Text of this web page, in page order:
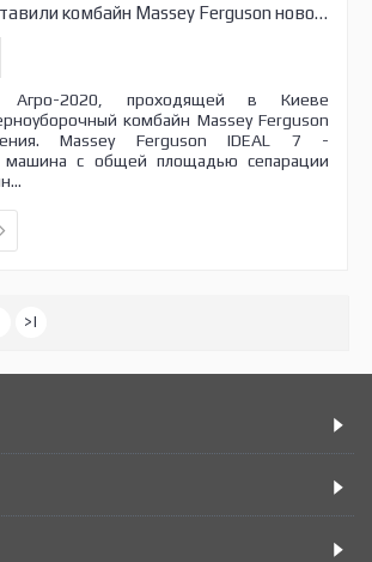
В Киеве представили комбайн Massey Ferguson нового поколения
Агро-2020, проходящей в Киеве
комбайн Massey Ferguson
Massey Ferguson IDEAL 7 -
машина с общей площадью сепарации
>|